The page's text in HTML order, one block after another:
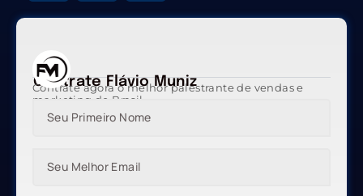
Contrate Flávio Muniz
Contrate agora o melhor palestrante de vendas e
marketing do Brasil